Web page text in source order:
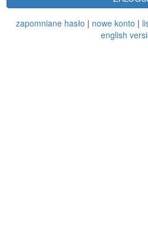
zapomniane hasło | nowe konto |
english